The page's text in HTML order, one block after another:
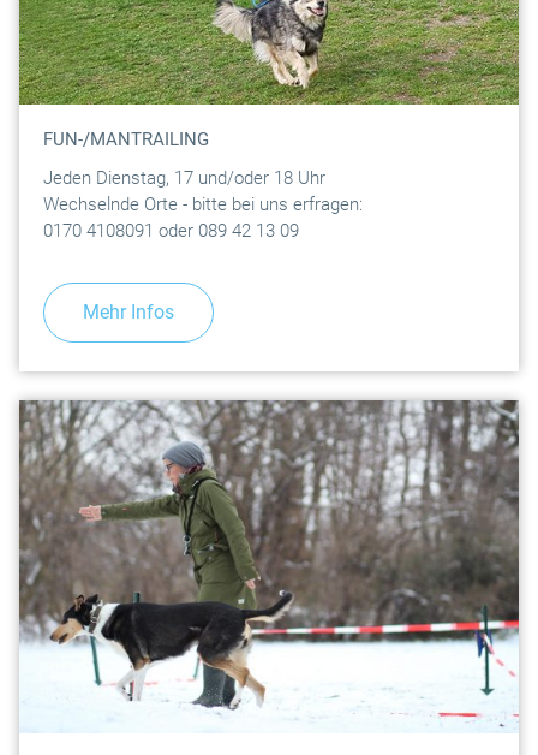
FUN-/MANTRAILING
Jeden Dienstag, 17 und/oder 18 Uhr
Wechselnde Orte - bitte bei uns erfragen:
0170 4108091 oder 089 42 13 09
Mehr Infos